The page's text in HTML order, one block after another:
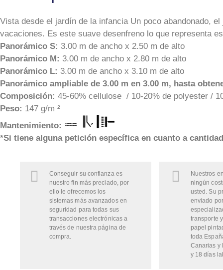
Vista desde el jardín de la infancia Un poco abandonado,
vacaciones. Es este suave desenfreno lo que representa
Panorámico S: 3.00 m de ancho x 2.50 m de alto
Panorámico M: 3.00 m de ancho x 2.80 m de alto
Panorámico L: 3.00 m de ancho x 3.10 m de alto
Panorámico ampliable de 3.00 m en 3.00 m, hasta
Composición: 45-60% cellulose / 10-20% de polyester /
Peso: 147 g/m ²
Mantenimiento:
*Si tiene alguna petición específica en cuanto a
Conseguir su confianza es
nuestro fin más preciado, por
ello le ofrecemos los
sistemas más avanzados en
seguridad para todas sus
transacciones electrónicas a
través de nuestra página de
compra.
Nuestros
ningún
usted. Su
enviado
transporte
papel
toda
Canarias y
y 18 días